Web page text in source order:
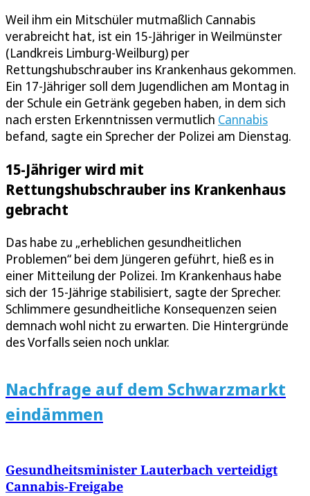
Weil ihm ein Mitschüler mutmaßlich Cannabis
verabreicht hat, ist ein 15-Jähriger in Weilmünster
(Landkreis Limburg-Weilburg) per
Rettungshubschrauber ins Krankenhaus gekommen.
Ein 17-Jähriger soll dem Jugendlichen am Montag in
der Schule ein Getränk gegeben haben, in dem sich
nach ersten Erkenntnissen vermutlich Cannabis
befand, sagte ein Sprecher der Polizei am Dienstag.
15-Jähriger wird mit
Rettungshubschrauber ins Krankenhaus
gebracht
Das habe zu „erheblichen gesundheitlichen
Problemen“ bei dem Jüngeren geführt, hieß es in
einer Mitteilung der Polizei. Im Krankenhaus habe
sich der 15-Jährige stabilisiert, sagte der Sprecher.
Schlimmere gesundheitliche Konsequenzen seien
demnach wohl nicht zu erwarten. Die Hintergründe
des Vorfalls seien noch unklar.
Nachfrage auf dem Schwarzmarkt
eindämmen
Gesundheitsminister Lauterbach verteidigt
Cannabis-Freigabe